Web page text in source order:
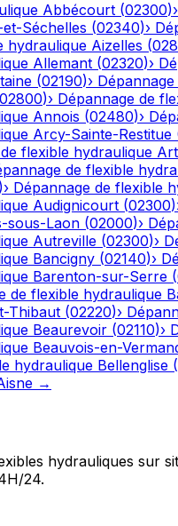
Abbécourt (02300)›
Séchelles (02340)›
hydraulique Aizelles (
Allemant (02320)›
(02190)›
02800)› Dépannage de
Annois (02480)›
Arcy-Sainte-Restitue
flexible hydraulique
de flexible
)› Dépannage de flexible
Audignicourt (02300)
sous-Laon (02000)›
Autreville (02300)›
Bancigny (02140)›
Barenton-sur-Serre (
de flexible hydraulique
Thibaut (02220)›
Beaurevoir (02110)›
Beauvois-en-
hydraulique Bellenglise (
→
hydrauliques sur
24.